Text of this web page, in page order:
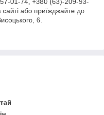
01-74, +380 (63)-209-93-
сайті або приїжджайте до
6.